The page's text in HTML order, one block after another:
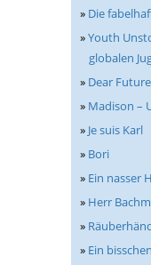
» Die
»Youth
globalen
» Dear
» Madison –
» Je suis Karl
» Bori
» Ein nasser
» Herr
»
» Ein